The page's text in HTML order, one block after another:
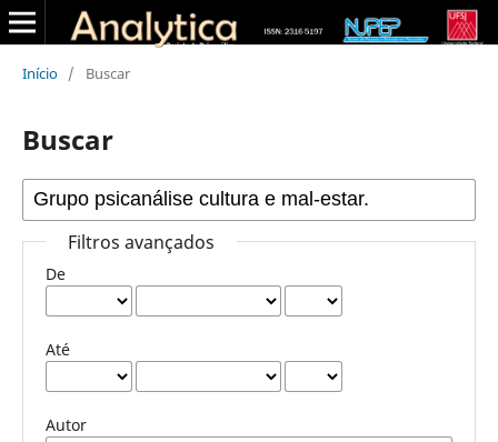
Início / Buscar
Buscar
Filtros avançados
De
Até
Autor